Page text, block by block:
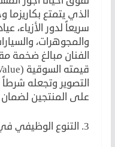
الذي يتمتع
سريعاً لدور الأزياء،
والمجوهرات،
الفنان مبالغ ضخمة
التصوير وتجعله شرطاً
على المنتجين
3. التنوع الوظيفي في البيئة الفنية